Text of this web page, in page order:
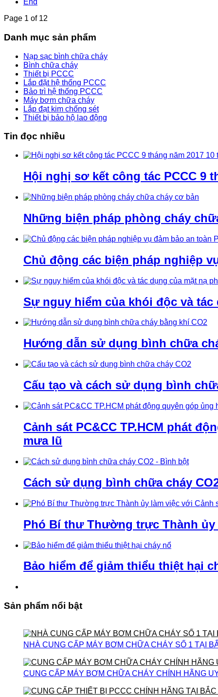
End
Page 1 of 12
Danh mục sản phẩm
Nạp sạc bình chữa cháy
Bình chữa cháy
Thiết bị PCCC
Lắp đặt hệ thống PCCC
Bảo trì hệ thống PCCC
Máy bơm chữa cháy
Lắp đạt kim chống sét
Thiết bị bảo hộ lao động
Tin đọc nhiều
Hội nghị sơ kết công tác PCCC 9
Những biện pháp phòng cháy
Chủ động các biện pháp nghiệp
Sự nguy hiểm của khói độc và
Hướng dẫn sử dụng bình chữa
Cấu tạo và cách sử dụng bình
Cảnh sát PC&CC TP.HCM phát
mưa lũ
Cách sử dụng bình chữa cháy
Phó Bí thư Thường trực Thành ủy
Bảo hiểm để giảm thiểu thiệt hại
Sản phẩm nổi bật
NHÀ CUNG CẤP MÁY BƠM CHỮA CHÁY SỐ 1 TẠI
CUNG CẤP MÁY BƠM CHỮA CHÁY CHÍNH HÃNG